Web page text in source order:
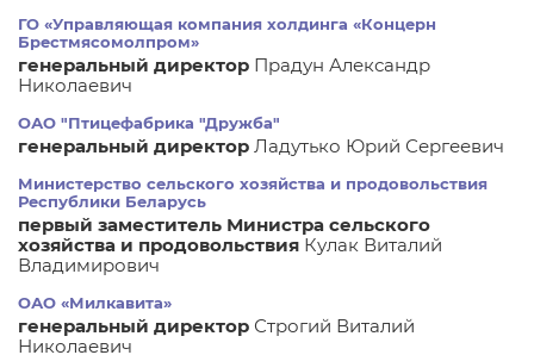
ГО «Управляющая компания холдинга «Концерн
Брестмясомолпром»
генеральный директор Прадун Александр
Николаевич
ОАО "Птицефабрика "Дружба"
генеральный директор Ладутько Юрий Сергеевич
Министерство сельского хозяйства и продовольствия
Республики Беларусь
первый заместитель Министра сельского
хозяйства и продовольствия Кулак Виталий
Владимирович
ОАО «Милкавита»
генеральный директор Строгий Виталий
Николаевич